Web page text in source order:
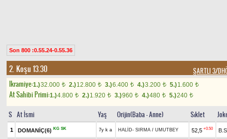
Son 800 :0.55.24-0.55.36
2. Koşu 13.30 ŞARTLI 3/
Ikramiye:1.)32.000 t 2.)12.800 t 3.)6.400 t 4.)3.200 t 5.)1.600 t
At Sahibi Primi:1.)4.800 t 2.)1.920 t 3.)960 t 4.)480 t 5.)240 t
S At İsmi Yaş Orijin(Baba - Anne) Sıklet
1 DOMANİÇ(6) KG SK 7y k a HALİD- SIRMA / UMUTBEY 52,5 +0.50